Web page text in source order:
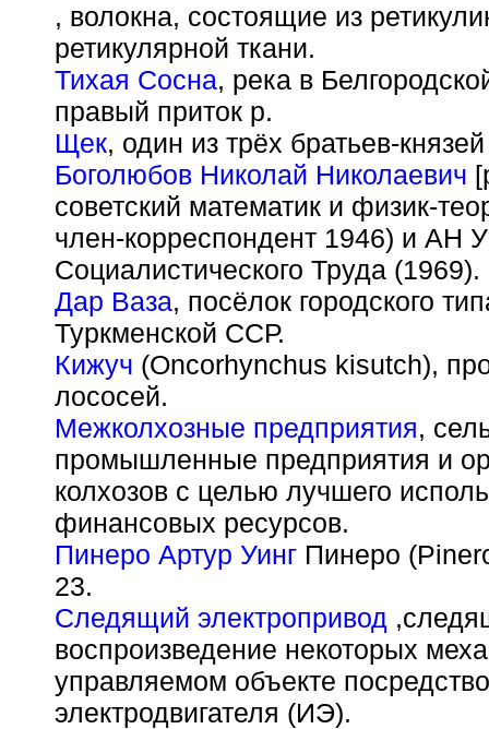
, волокна, состоящие из
ретикулярной ткани.
Тихая Сосна, река в
правый приток р.
Щек, один из трёх братьев-
Боголюбов Николай Николаевич
советский математик и физик-
член-корреспондент 1946) и АН
Социалистического Труда (1969).
Дар Ваза, посёлок городского
Туркменской ССР.
Кижуч (Oncorhynchus kisutch),
лососей.
Межколхозные предприятия,
промышленные предприятия и
колхозов с целью лучшего
финансовых ресурсов.
Пинеро Артур Уинг Пинеро
23.
Следящий электропривод
воспроизведение некоторых
управляемом объекте
электродвигателя (ИЭ).